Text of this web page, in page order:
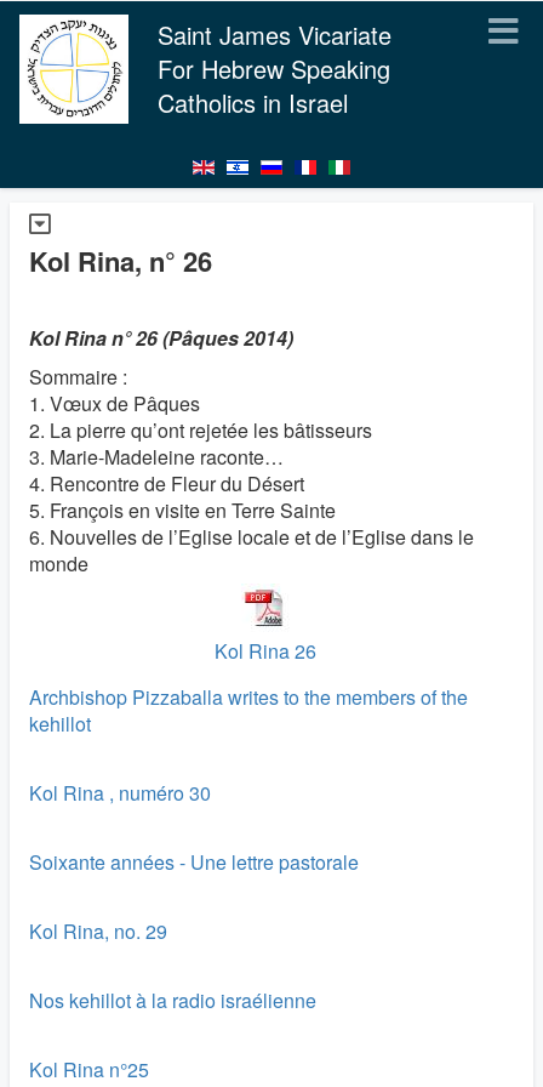
Saint James Vicariate
For Hebrew Speaking
Catholics in Israel
Kol Rina, n° 26
Kol Rina n° 26 (Pâques 2014)
Sommaire :
1. Vœux de Pâques
2. La pierre qu’ont rejetée les bâtisseurs
3. Marie-Madeleine raconte…
4. Rencontre de Fleur du Désert
5. François en visite en Terre Sainte
6. Nouvelles de l’Eglise locale et de l’Eglise dans le
monde
Kol Rina 26
Archbishop Pizzaballa writes to the members of the
kehillot
Kol Rina , numéro 30
Soixante années - Une lettre pastorale
Kol Rina, no. 29
Nos kehillot à la radio israélienne
Kol Rina n°25